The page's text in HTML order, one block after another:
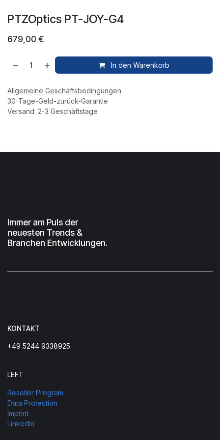
PTZOptics PT-JOY-G4
679,00 €
In den Warenkorb
Allgemeine Geschäftsbedingungen
30-Tage-Geld-zurück-Garantie
Versand: 2-3 Geschäftstage
Immer am Puls der
neuesten Trends &
Branchen Entwicklungen.
KONTAKT
+49 5244 9338925
LEFT
Reseller Program
Data Protection
Imprint
LinkedIn